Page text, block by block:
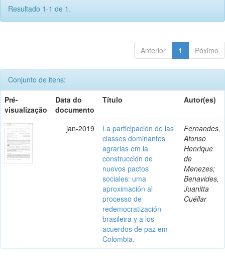
Resultado 1-1 de 1.
Anterior 1 Póximo
Conjunto de itens:
Pré-
visualização
Data do
documento
Título Autor(es)
jan-2019
La participación de las
classes dominantes
agrarias em la
construcción de
nuevos pactos
sociales: uma
aproximación al
processo de
redemocratización
brasileira y a los
acuerdos de paz em
Colombia.
Fernandes,
Afonso
Henrique
de
Menezes;
Benavides,
Juanitta
Cuéllar